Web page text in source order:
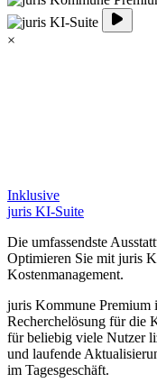
×
Inklusive
juris KI-Suite
Die umfassendste
Optimieren Sie mit juris
Kostenmanagement.
juris Kommune Premium
Recherchelösung für die
für beliebig viele Nutzer
und laufende
im Tagesgeschäft.